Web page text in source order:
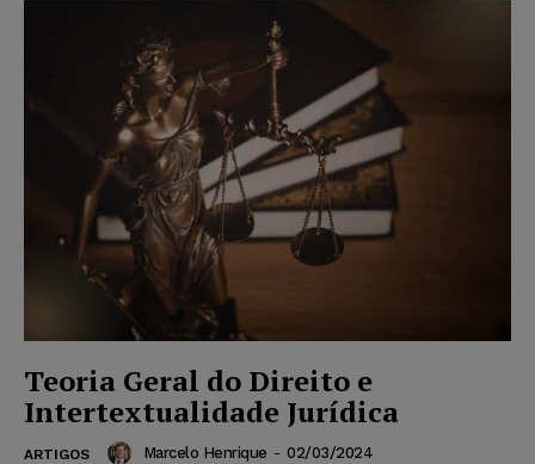
Teoria Geral do Direito e
Intertextualidade Jurídica
ARTIGOS Marcelo Henrique - 02/03/2024